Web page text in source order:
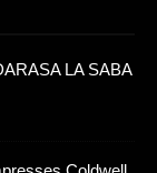
LA SABA